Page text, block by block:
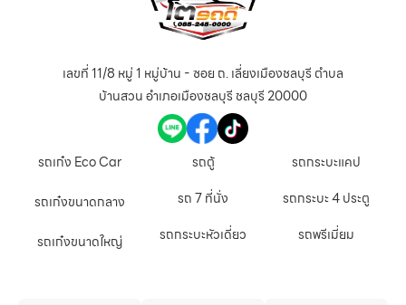
เลขที่ 11/8 หมู่ 1 หมู่บ้าน - ซอย ถ. เลี่ยงเมืองชลบุรี ตำบล
บ้านสวน อำเภอเมืองชลบุรี ชลบุรี 20000
รถเก๋ง Eco Car
รถเก๋งขนาดกลาง
รถเก๋งขนาดใหญ่
รถตู้
รถ 7 ที่นั่ง
รถกระบะหัวเดี่ยว
รถกระบะแคป
รถกระบะ 4 ประตู
รถพรีเมี่ยม